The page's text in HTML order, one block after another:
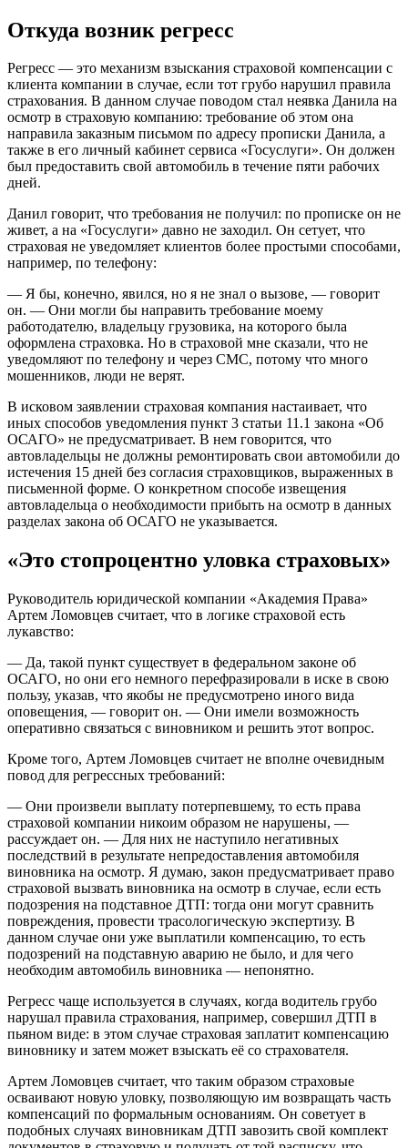
Откуда возник регресс
Регресс — это механизм взыскания страховой компенсации с
клиента компании в случае, если тот грубо нарушил правила
страхования. В данном случае поводом стал неявка Данила на
осмотр в страховую компанию: требование об этом она
направила заказным письмом по адресу прописки Данила, а
также в его личный кабинет сервиса «Госуслуги». Он должен
был предоставить свой автомобиль в течение пяти рабочих
дней.
Данил говорит, что требования не получил: по прописке он не
живет, а на «Госуслуги» давно не заходил. Он сетует, что
страховая не уведомляет клиентов более простыми способами,
например, по телефону:
— Я бы, конечно, явился, но я не знал о вызове, — говорит
он. — Они могли бы направить требование моему
работодателю, владельцу грузовика, на которого была
оформлена страховка. Но в страховой мне сказали, что не
уведомляют по телефону и через СМС, потому что много
мошенников, люди не верят.
В исковом заявлении страховая компания настаивает, что
иных способов уведомления пункт 3 статьи 11.1 закона «Об
ОСАГО» не предусматривает. В нем говорится, что
автовладельцы не должны ремонтировать свои автомобили до
истечения 15 дней без согласия страховщиков, выраженных в
письменной форме. О конкретном способе извещения
автовладельца о необходимости прибыть на осмотр в данных
разделах закона об ОСАГО не указывается.
«Это стопроцентно уловка страховых»
Руководитель юридической компании «Академия Права»
Артем Ломовцев считает, что в логике страховой есть
лукавство:
— Да, такой пункт существует в федеральном законе об
ОСАГО, но они его немного перефразировали в иске в свою
пользу, указав, что якобы не предусмотрено иного вида
оповещения, — говорит он. — Они имели возможность
оперативно связаться с виновником и решить этот вопрос.
Кроме того, Артем Ломовцев считает не вполне очевидным
повод для регрессных требований:
— Они произвели выплату потерпевшему, то есть права
страховой компании никоим образом не нарушены, —
рассуждает он. — Для них не наступило негативных
последствий в результате непредоставления автомобиля
виновника на осмотр. Я думаю, закон предусматривает право
страховой вызвать виновника на осмотр в случае, если есть
подозрения на подставное ДТП: тогда они могут сравнить
повреждения, провести трасологическую экспертизу. В
данном случае они уже выплатили компенсацию, то есть
подозрений на подставную аварию не было, и для чего
необходим автомобиль виновника — непонятно.
Регресс чаще используется в случаях, когда водитель грубо
нарушал правила страхования, например, совершил ДТП в
пьяном виде: в этом случае страховая заплатит компенсацию
виновнику и затем может взыскать её со страхователя.
Артем Ломовцев считает, что таким образом страховые
осваивают новую уловку, позволяющую им возвращать часть
компенсаций по формальным основаниям. Он советует в
подобных случаях виновникам ДТП завозить свой комплект